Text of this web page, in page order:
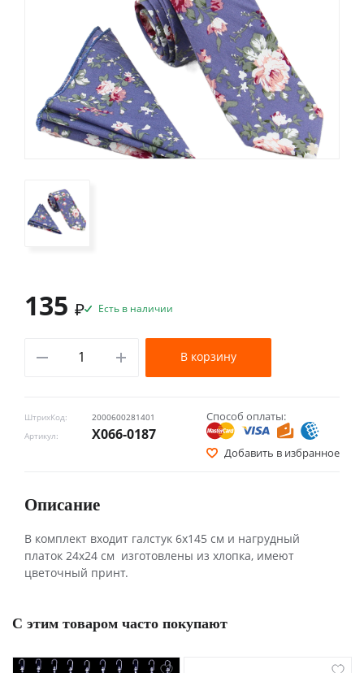
ШтрихКод:
2000600281401
Артикул:
Х066-0187
Способ оплаты:
Добавить в избранное
135 ₽ Есть в наличии
В корзину
Описание
В комплект входит галстук 6х145 см и нагрудный
платок 24х24 см изготовлены из хлопка, имеют
цветочный принт.
С этим товаром часто покупают